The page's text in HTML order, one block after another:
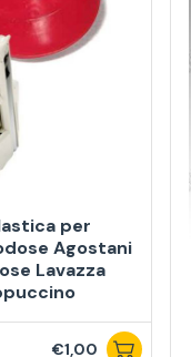
per
Agostani
Lavazza
€1,00